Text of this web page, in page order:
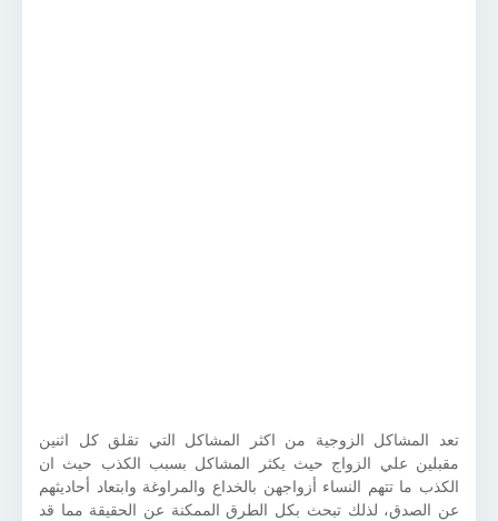
تعد المشاكل الزوجية من اكثر المشاكل التي تقلق كل اثنين
مقبلين علي الزواج حيث يكثر المشاكل بسبب الكذب حيث ان
الكذب ما تتهم النساء أزواجهن بالخداع والمراوغة وابتعاد أحاديثهم
عن الصدق، لذلك تبحث بكل الطرق الممكنة عن الحقيقة مما قد